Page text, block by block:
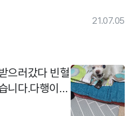
21.07.05
으러갔다 빈혈
니다.다행이도
유지가 되고